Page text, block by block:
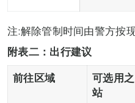
注:解除管制时间由警方按
附表二：出行建议
前往区域
可选用
站